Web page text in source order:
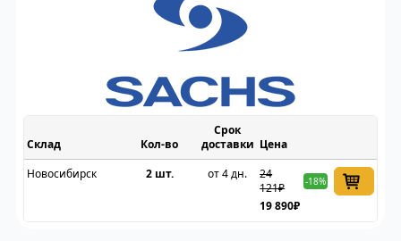
Склад
Срок
доставки Цена
Новосибирск
2 шт. от 4 дн.
24
121₽
-18%
19 890₽